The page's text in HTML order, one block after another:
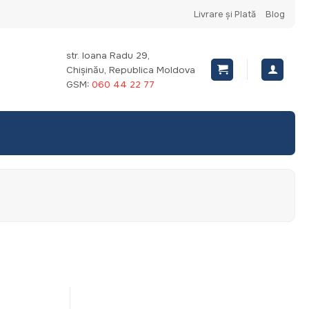
Livrare și Plată Blog
str. Ioana Radu 29,
Chișinău, Republica Moldova
GSM: 060 44 22 77